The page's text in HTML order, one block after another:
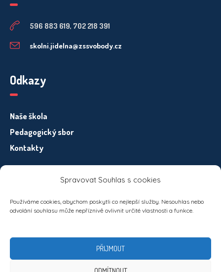
Spravovat Souhlas s cookies
Používáme cookies, abychom poskytli co nejlepší služby. Nesouhlas nebo
odvolání souhlasu může nepříznivě ovlivnit určité vlastnosti a funkce.
PŘIJMOUT
596 883 619, 702 218 391
skolni.jidelna@zssvobody.cz
Odkazy
Naše škola
Pedagogický sbor
Kontakty
Informace pro subjekty osobních údajů – GDPR